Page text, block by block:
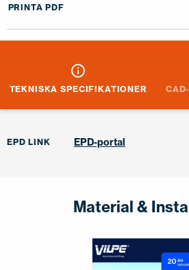
PRINTA PDF
TEKNISKA SPECIFIKATIONER
EPD LINK EPD-portal
Material &